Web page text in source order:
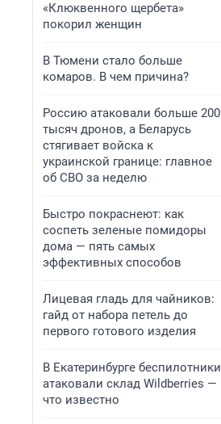
«Клюквенного щербета»
покорил женщин
В Тюмени стало больше
комаров. В чем причина?
Россию атаковали больше 200
тысяч дронов, а Беларусь
стягивает войска к
украинской границе: главное
об СВО за неделю
Быстро покраснеют: как
соспеть зеленые помидоры
дома — пять самых
эффективных способов
Лицевая гладь для чайников:
гайд от набора петель до
первого готового изделия
В Екатеринбурге беспилотники
атаковали склад Wildberries —
что известно